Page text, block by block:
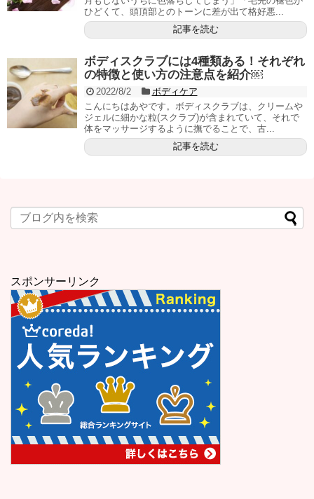
ひどくて、頭頂部とのトーンに差が出て格好悪...
記事を読む
ボディスクラブには4種類ある！それぞれ
の特徴と使い方の注意点を紹介￼
2022/8/2
ボディケア
こんにちはあやです。ボディスクラブは、クリームや
ジェルに細かな粒(スクラブ)が含まれていて、それで
体をマッサージするように撫でることで、古...
記事を読む
スポンサーリンク